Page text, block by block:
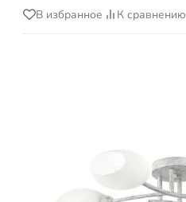
В избранное К сравнению